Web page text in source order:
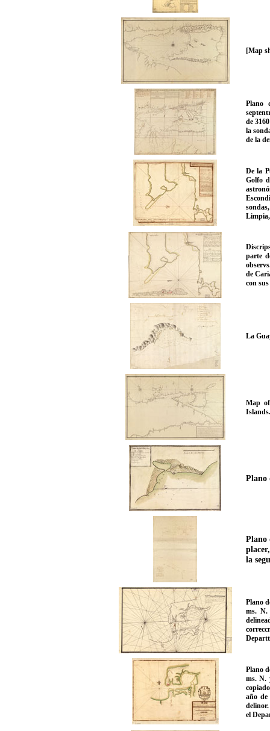
[Map
Plano
de
la
de la
De la
Golfo
Limpia,
parte
de
con
La
Map
Islands.
Plano
Plano
la
Plano
ms. N.
Plano
ms. N.
año de
delinor.
el